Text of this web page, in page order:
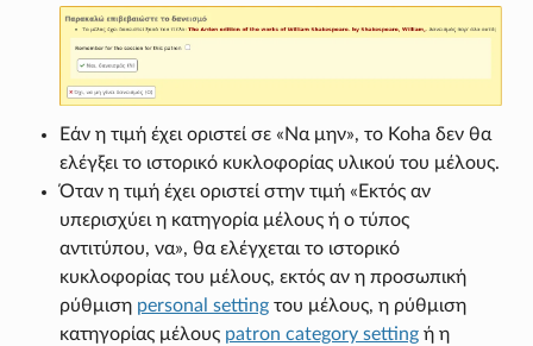
Εάν η τιμή έχει οριστεί σε «Να μην», το Koha δεν θα
ελέγξει το ιστορικό κυκλοφορίας υλικού του μέλους.
Όταν η τιμή έχει οριστεί στην τιμή «Εκτός αν
υπερισχύει η κατηγορία μέλους ή ο τύπος
αντιτύπου, να», θα ελέγχεται το ιστορικό
κυκλοφορίας του μέλους, εκτός αν η προσωπική
ρύθμιση personal settingτου μέλους, η ρύθμιση
κατηγορίας μέλους patron category settingή η